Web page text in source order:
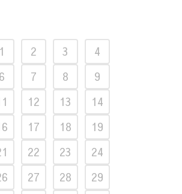
1 2 3
4
6 7 8
9
12 13
14
17 18
19
22 23
24
27 28
29